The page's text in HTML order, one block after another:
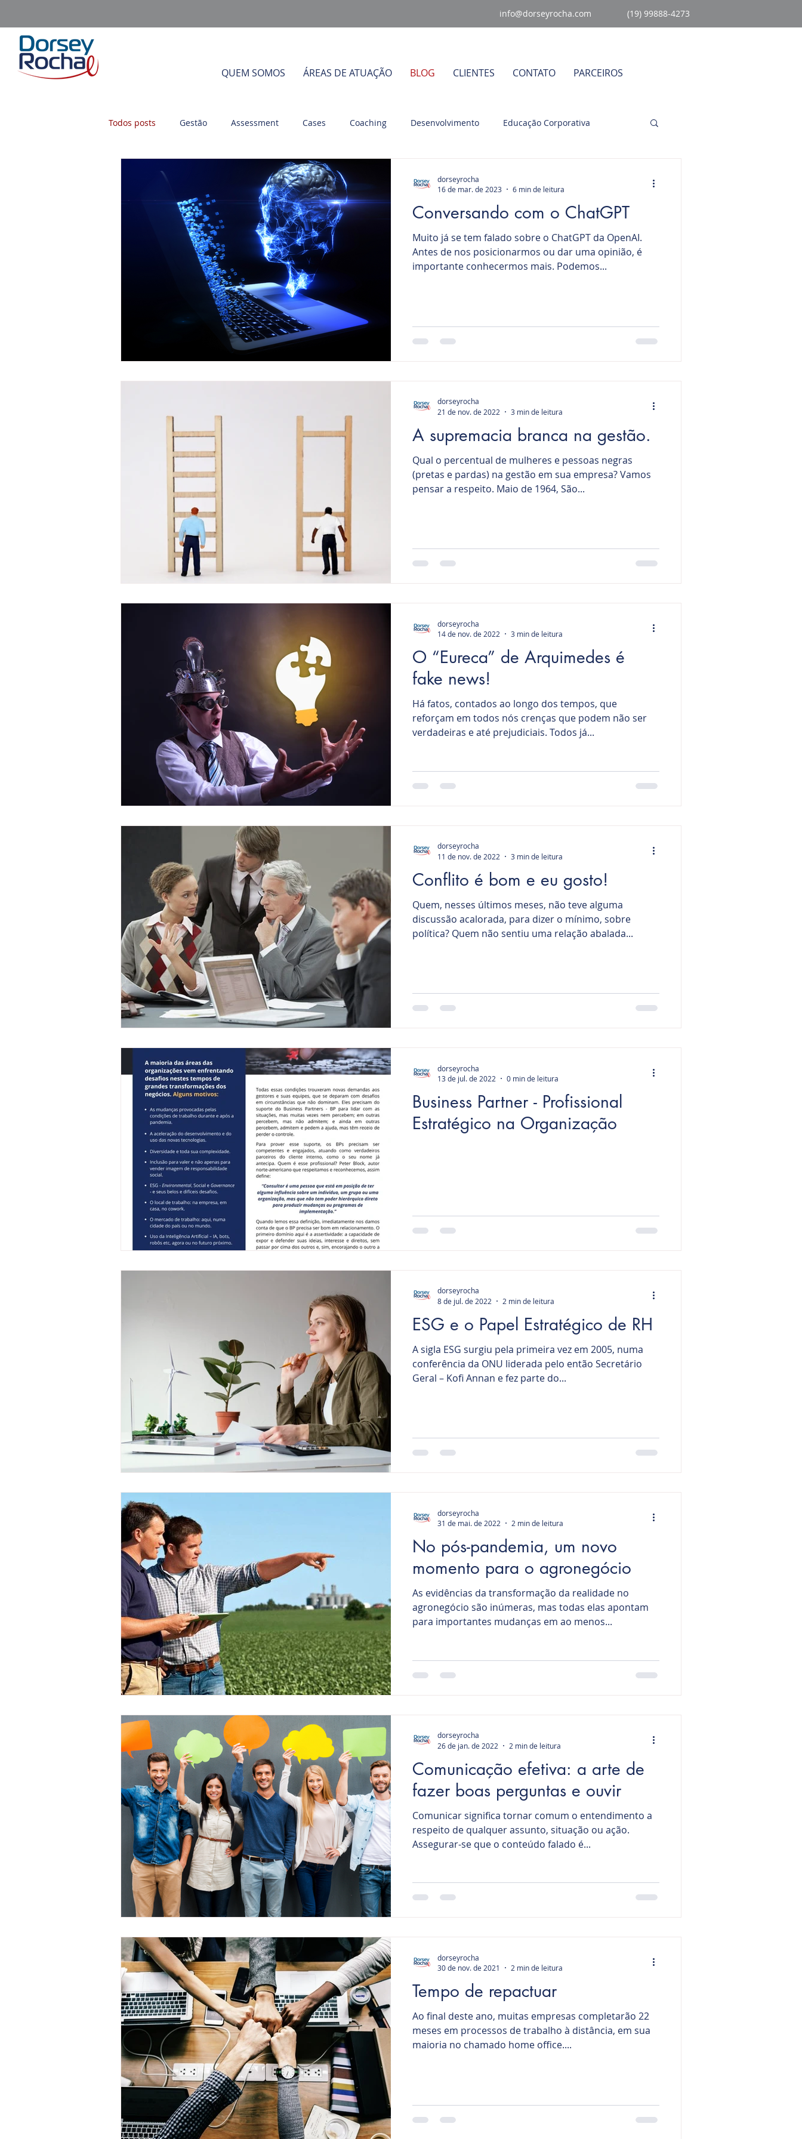
info@dorseyrocha.com (19) 99888-4273
QUEM SOMOS ÁREAS DE ATUAÇÃO BLOG CLIENTES CONTATO PARCEIROS
Todos posts Gestão Assessment Cases Coaching Desenvolvimento Educação Corporativa
Gestão por Competência Liderança Mudanças Organizacionais
Conversando com o ChatGPT
Muito já se tem falado sobre o ChatGPT da OpenAI.
Antes de nos posicionarmos ou dar uma opinião, é
importante conhecermos mais. Podemos...
dorseyrocha
16 de mar. de 2023
6 min de leitura
A supremacia branca na gestão.
Qual o percentual de mulheres e pessoas negras
(pretas e pardas) na gestão em sua empresa? Vamos
pensar a respeito. Maio de 1964, São...
dorseyrocha
21 de nov. de 2022
3 min de leitura
O “Eureca” de Arquimedes é
fake news!
Há fatos, contados ao longo dos tempos, que
reforçam em todos nós crenças que podem não ser
verdadeiras e até prejudiciais. Todos já...
dorseyrocha
14 de nov. de 2022
3 min de leitura
Conflito é bom e eu gosto!
Quem, nesses últimos meses, não teve alguma
discussão acalorada, para dizer o mínimo, sobre
política? Quem não sentiu uma relação abalada...
dorseyrocha
11 de nov. de 2022
3 min de leitura
Business Partner - Profissional
Estratégico na Organização
dorseyrocha
13 de jul. de 2022
0 min de leitura
ESG e o Papel Estratégico de RH
A sigla ESG surgiu pela primeira vez em 2005, numa
conferência da ONU liderada pelo então Secretário
Geral – Kofi Annan e fez parte do...
dorseyrocha
8 de jul. de 2022
2 min de leitura
No pós-pandemia, um novo
momento para o agronegócio
As evidências da transformação da realidade no
agronegócio são inúmeras, mas todas elas apontam
para importantes mudanças em ao menos...
dorseyrocha
31 de mai. de 2022
2 min de leitura
Comunicação efetiva: a arte de
fazer boas perguntas e ouvir
Comunicar significa tornar comum o entendimento a
respeito de qualquer assunto, situação ou ação.
Assegurar-se que o conteúdo falado é...
dorseyrocha
26 de jan. de 2022
2 min de leitura
Tempo de repactuar
Ao final deste ano, muitas empresas completarão 22
meses em processos de trabalho à distância, em sua
maioria no chamado home office....
dorseyrocha
30 de nov. de 2021
2 min de leitura